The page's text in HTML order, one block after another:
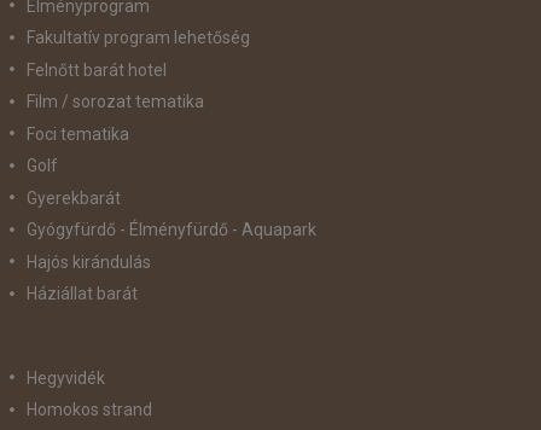
Élményprogram
Fakultatív program lehetőség
Felnőtt barát hotel
Film / sorozat tematika
Foci tematika
Golf
Gyerekbarát
Gyógyfürdő - Élményfürdő - Aquapark
Hajós kirándulás
Háziállat barát
Hegyvidék
Homokos strand